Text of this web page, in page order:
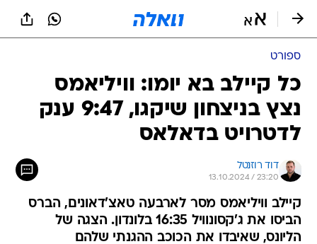
ספורט
כל קיילב בא יומו: וויליאמס
נצץ בניצחון שיקגו, 9:47 ענק
לדטרויט בדאלאס
דוד רוזנטל
13.10.2024 / 23:20
קיילב וויליאמס מסר לארבעה טאצ'דאונים, הברס
הביסו את ג'קסונוויל 16:35 בלונדון. הצגה של
הליונס, שאיבדו את הכוכב ההגנתי שלהם